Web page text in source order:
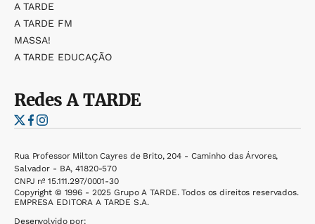
A TARDE
A TARDE FM
MASSA!
A TARDE EDUCAÇÃO
RedesA TARDE
Rua Professor Milton Cayres de Brito, 204 - Caminho das Árvores,
Salvador - BA, 41820-570
CNPJ nº 15.111.297/0001-30
Copyright © 1996 - 2025 Grupo A TARDE. Todos os direitos reservados.
EMPRESA EDITORA A TARDE S.A.
Desenvolvido por: